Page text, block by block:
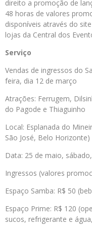
direito a promoção de
48 horas de valores
disponíveis através do
lojas da Central dos
Serviço
Vendas de ingressos do
feira, dia 12 de março
Atrações: Ferrugem,
do Pagode e Thiaguinho
Local: Esplanada do
São José, Belo Horizonte)
Data: 25 de maio,
Ingressos (valores
Espaço Samba: R$ 50
Espaço Prime: R$ 120
sucos, refrigerante e